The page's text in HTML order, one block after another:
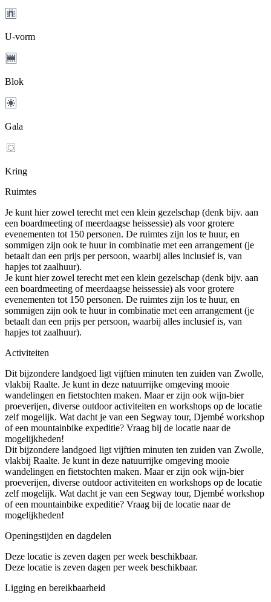
U-vorm
Blok
Gala
Kring
Ruimtes
Je kunt hier zowel terecht met een klein gezelschap (denk bijv. aan
een boardmeeting of meerdaagse heissessie) als voor grotere
evenementen tot 150 personen. De ruimtes zijn los te huur, en
sommigen zijn ook te huur in combinatie met een arrangement (je
betaalt dan een prijs per persoon, waarbij alles inclusief is, van
hapjes tot zaalhuur).
Je kunt hier zowel terecht met een klein gezelschap (denk bijv. aan
een boardmeeting of meerdaagse heissessie) als voor grotere
evenementen tot 150 personen. De ruimtes zijn los te huur, en
sommigen zijn ook te huur in combinatie met een arrangement (je
betaalt dan een prijs per persoon, waarbij alles inclusief is, van
hapjes tot zaalhuur).
Activiteiten
Dit bijzondere landgoed ligt vijftien minuten ten zuiden van Zwolle,
vlakbij Raalte. Je kunt in deze natuurrijke omgeving mooie
wandelingen en fietstochten maken. Maar er zijn ook wijn-bier
proeverijen, diverse outdoor activiteiten en workshops op de locatie
zelf mogelijk. Wat dacht je van een Segway tour, Djembé workshop
of een mountainbike expeditie? Vraag bij de locatie naar de
mogelijkheden!
Dit bijzondere landgoed ligt vijftien minuten ten zuiden van Zwolle,
vlakbij Raalte. Je kunt in deze natuurrijke omgeving mooie
wandelingen en fietstochten maken. Maar er zijn ook wijn-bier
proeverijen, diverse outdoor activiteiten en workshops op de locatie
zelf mogelijk. Wat dacht je van een Segway tour, Djembé workshop
of een mountainbike expeditie? Vraag bij de locatie naar de
mogelijkheden!
Openingstijden en dagdelen
Deze locatie is zeven dagen per week beschikbaar.
Deze locatie is zeven dagen per week beschikbaar.
Ligging en bereikbaarheid